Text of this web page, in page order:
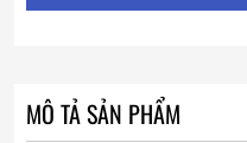
MÔ TẢ SẢN PHẨM